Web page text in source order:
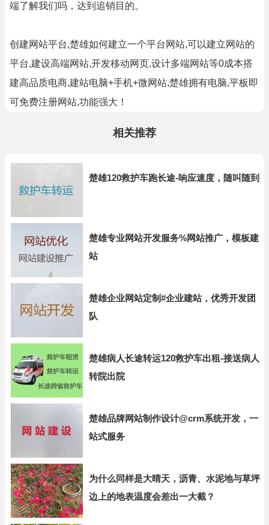
端了解我们吗，达到追销目的。
创建网站平台,楚雄如何建立一个平台网站,可以建立网站的
平台,建设高端网站,开发移动网页,设计多端网站等0成本搭
建高品质电商,建站电脑+手机+微网站,楚雄拥有电脑,平板即
可免费注册网站,功能强大！
相关推荐
楚雄120救护车跑长途-响应速度，随叫随到
楚雄专业网站开发服务%网站推广，模板建
站
楚雄企业网站定制#企业建站，优秀开发团
队
楚雄病人长途转运120救护车出租-接送病人
转院出院
楚雄品牌网站制作设计@crm系统开发，一
站式服务
为什么同样是大晴天，沥青、水泥地与草坪
边上的地表温度会差出一大截？